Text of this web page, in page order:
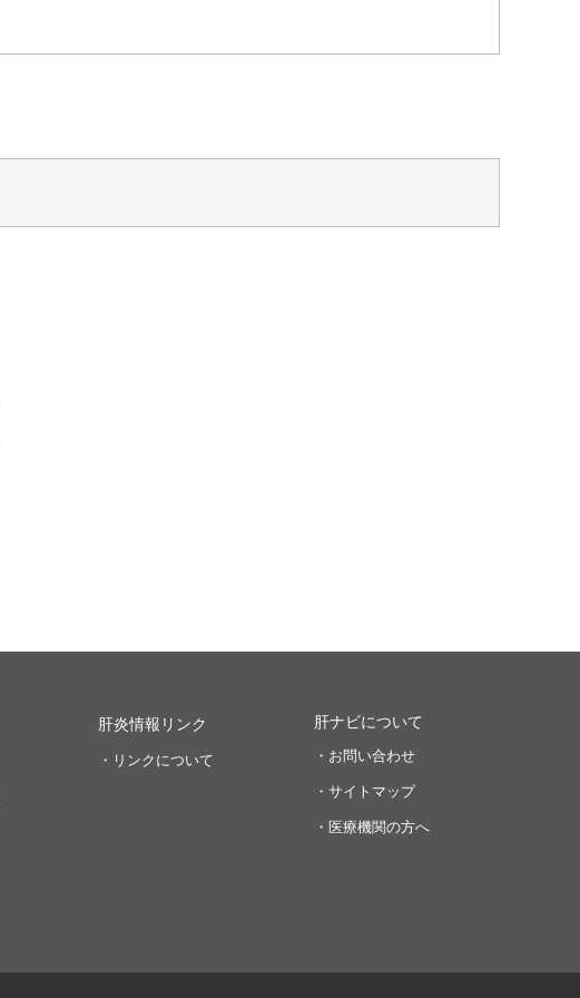
肝炎情報リンク
・リンクについて
肝ナビについて
・お問い合わせ
・サイトマップ
・医療機関の方へ